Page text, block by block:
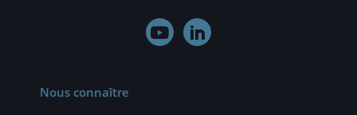
 
Nous connaître